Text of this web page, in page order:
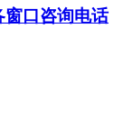
窗口咨询电话